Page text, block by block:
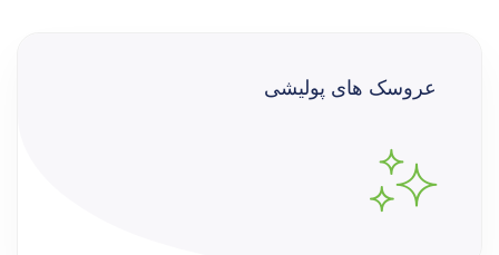
عروسک های پولیشی